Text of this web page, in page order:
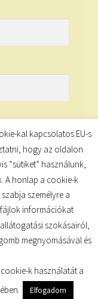
kal kapcsolatos EU-s
hogy az oldalon
“sütiket” használunk,
A honlap a cookie-k
személyre a
fájlok információkat
szokásairól,
megnyomásával és
k használatát a
Elfogadom